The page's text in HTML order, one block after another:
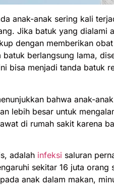
anak-anak sering kali
Jika batuk yang dialami
dengan memberikan
berlangsung lama,
bisa menjadi tanda batuk
bahwa anak-
lebih besar untuk
di rumah sakit karena
adalah infeksi saluran
sekitar 16 juta
anak dalam makan,